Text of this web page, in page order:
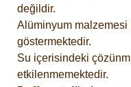
değildir.
Alüminyum malzemesi
göstermektedir.
Su içerisindeki
etkilenmemektedir.